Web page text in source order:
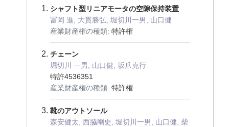
シャフト型リニアモータの空隙保持装置
冨岡 進, 大貫勝弘, 堀切川一男, 山口健
産業財産権の種類: 特許権
チェーン
堀切川 一男, 山口健, 坂爪克行
特許4536351
産業財産権の種類: 特許権
靴のアウトソール
森安健太, 西脇剛史, 堀切川一男, 山口健, 柴